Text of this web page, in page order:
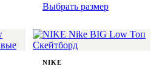
Выбрать размер
NIKE